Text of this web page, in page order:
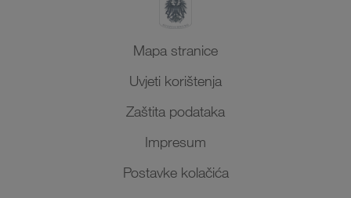
Mapa stranice
Uvjeti korištenja
Zaštita podataka
Impresum
Postavke kolačića